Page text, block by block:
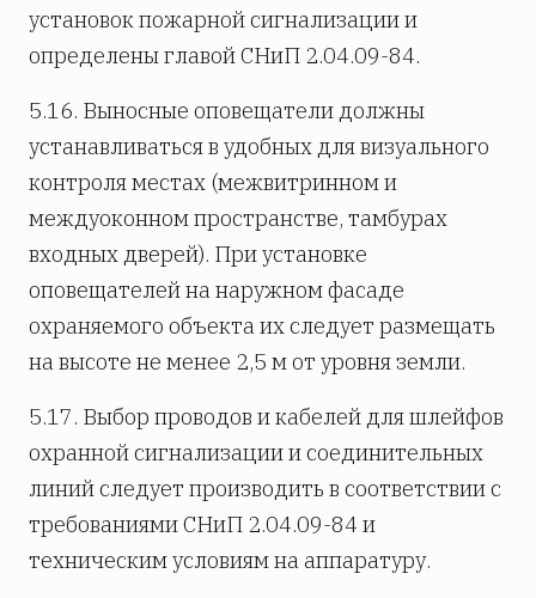
установок пожарной сигнализации и
определены главой СНиП 2.04.09-84.
5.16. Выносные оповещатели должны
устанавливаться в удобных для визуального
контроля местах (межвитринном и
междуоконном прост­ранстве, тамбурах
входных дверей). При установке
оповещателей на наружном фасаде
охраняемого объекта их следует размещать
на высоте не менее 2,5 м от уровня земли.
5.17. Выбор проводов и кабелей для шлейфов
охранной сигнализации и соединительных
линий следует производить в соответствии с
требованиями СНиП 2.04.09-84 и
техническим условиям на аппаратуру.